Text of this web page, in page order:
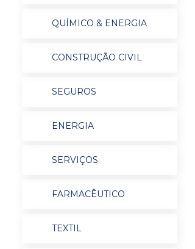
QUÍMICO & ENERGIA
CONSTRUÇÃO CIVIL
SEGUROS
ENERGIA
SERVIÇOS
FARMACÊUTICO
TEXTIL